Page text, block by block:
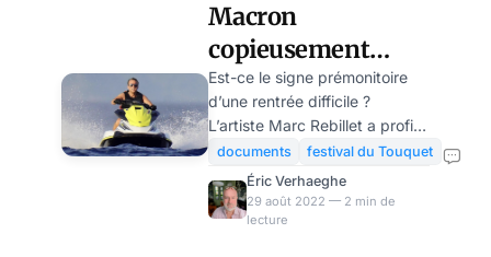
Macron
copieusement
insulté sur scène
au festival du
Touquet…
Est-ce le signe prémonitoire
d’une rentrée difficile ?
L’artiste Marc Rebillet a profité
de se participation au festival
du Touquet pour insulter
copieusement le Président de
la République… La dinguerie
documents
festival du Touquet
Éric Verhaeghe
29 août 2022 — 2 min de
lecture